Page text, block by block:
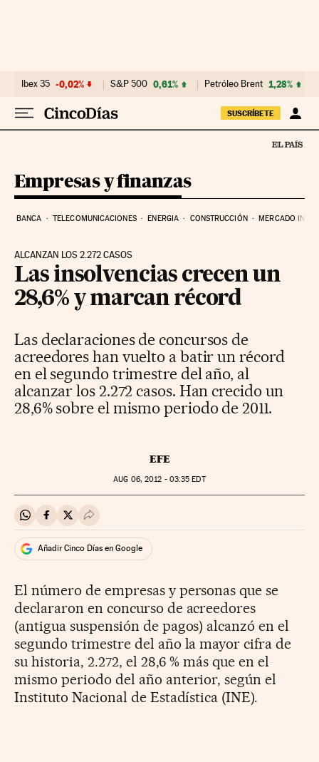
Ibex 35 -0,02% S&P 500 0,61% Petróleo Brent 1,28%
SUSCRÍBETE
Empresas y finanzas
BANCA TELECOMUNICACIONES ENERGIA CONSTRUCCIÓN MERCADO
ALCANZAN LOS 2.272 CASOS
Las insolvencias crecen un
28,6% y marcan récord
Las declaraciones de concursos de
acreedores han vuelto a batir un récord
en el segundo trimestre del año, al
alcanzar los 2.272 casos. Han crecido un
28,6% sobre el mismo periodo de 2011.
EFE
AUG 06, 2012 - 03:35 EDT
Compartir en Whatsapp
Compartir en Facebook
Compartir en Twitter
Desplegar Redes Sociales
Añadir Cinco Días en Google
El número de empresas y personas que se
declararon en concurso de acreedores
(antigua suspensión de pagos) alcanzó en el
segundo trimestre del año la mayor cifra de
su historia, 2.272, el 28,6 % más que en el
mismo periodo del año anterior, según el
Instituto Nacional de Estadística (INE).